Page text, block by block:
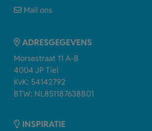
Mail ons
ADRESGEGEVENS
Morsestraat 11 A-B
4004 JP Tiel
KvK: 54142792
BTW: NL851187638B01
INSPIRATIE